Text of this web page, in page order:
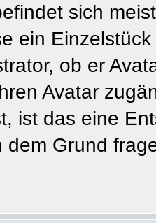
sich
ein
ob er
Avatar
ist das eine
dem Grund